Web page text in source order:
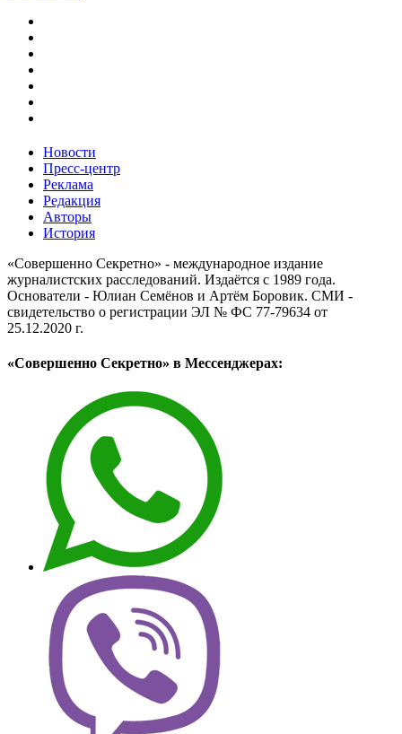
Новости
Пресс-центр
Реклама
Редакция
Авторы
История
«Совершенно Секретно» - международное издание
журналистских расследований. Издаётся с 1989 года.
Основатели - Юлиан Семёнов и Артём Боровик. CМИ -
свидетельство о регистрации ЭЛ № ФС 77-79634 от
25.12.2020 г.
«Совершенно Секретно» в Мессенджерах: